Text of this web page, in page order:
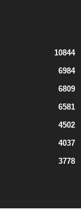
10844
6984
6809
6581
4502
4037
3778